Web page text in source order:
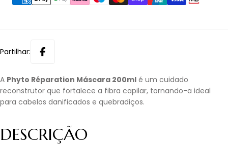
pagamento
Partilhar:
A Phyto Réparation Máscara 200ml é um cuidado
reconstrutor que fortalece a fibra capilar, tornando-a ideal
para cabelos danificados e quebradiços.
DESCRIÇÃO